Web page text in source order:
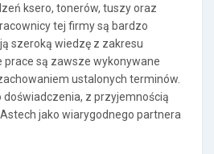
ksero, tonerów, tuszy oraz
tej firmy są bardzo
szeroką wiedzę z zakresu
prace są zawsze wykonywane
ustalonych terminów.
doświadczenia, z przyjemnością
jako wiarygodnego partnera